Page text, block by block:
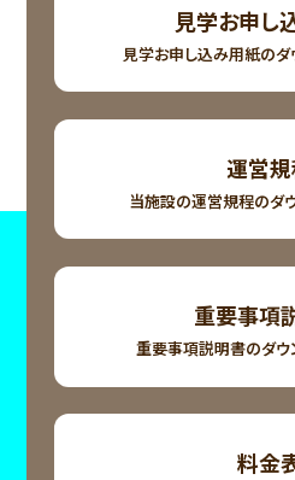
見学お申し
見学お申し込み用紙のダ
運営
当施設の運営規程のダ
重要事項
重要事項説明書のダウ
料金